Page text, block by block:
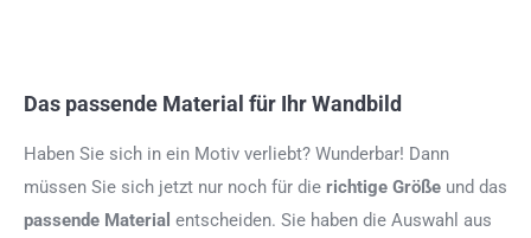
Das passende Material für Ihr Wandbild
Haben Sie sich in ein Motiv verliebt? Wunderbar! Dann
müssen Sie sich jetzt nur noch für die richtige Größe und das
passende Material entscheiden. Sie haben die Auswahl aus